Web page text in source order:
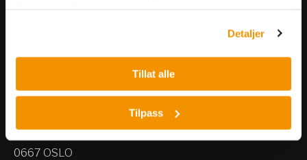
Detaljer
Tillat alle
Tilpass
Nils Hansens vei 8
0667 OSLO